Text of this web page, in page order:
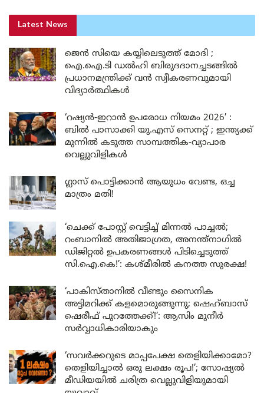
Latest News
ജെൻ സിയെ കയ്യിലെടുത്ത് മോദി ;
ഐ.ഐ.ടി ഡൽഹി ബിരുദദാനച്ചടങ്ങിൽ
പ്രധാനമന്ത്രിക്ക് വൻ സ്വീകരണവുമായി
വിദ്യാർത്ഥികൾ
‘റഷ്യൻ-ഇറാൻ ഉപരോധ നിയമം 2026’ :
ബിൽ പാസാക്കി യു.എസ് സെനറ്റ് ; ഇന്ത്യക്ക്
മുന്നിൽ കടുത്ത സാമ്പത്തിക-വ്യാപാര
വെല്ലുവിളികൾ
ഗ്ലാസ് പൊട്ടിക്കാൻ ആയുധം വേണ്ട, ഒച്ച
മാത്രം മതി!
‘ചെക്ക് പോസ്റ്റ് വെട്ടിച്ച് മിന്നൽ പാച്ചൽ;
റംബാനിൽ അതിജാഗ്രത, അനന്ത്നാഗിൽ
ഡിജിറ്റൽ ഉപകരണങ്ങൾ പിടിച്ചെടുത്ത്
സി.ഐ.കെ!’: കശ്മീരിൽ കനത്ത സുരക്ഷ!
‘പാകിസ്താനിൽ വീണ്ടും സൈനിക
അട്ടിമറിക്ക് കളമൊരുങ്ങുന്നു; ഷെഹ്ബാസ്
ഷെരീഫ് പുറത്തേക്ക്!’: ആസിം മുനീർ
സർവ്വാധികാരിയാകും
‘സവർക്കറുടെ മാപ്പപേക്ഷ തെളിയിക്കാമോ?
തെളിയിച്ചാൽ ഒരു ലക്ഷം രൂപ!’; സോഷ്യൽ
മീഡിയയിൽ ചരിത്ര വെല്ലുവിളിയുമായി